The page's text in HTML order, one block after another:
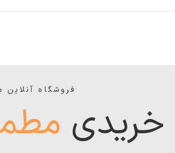
فروشگاه آنلاین
خریدی